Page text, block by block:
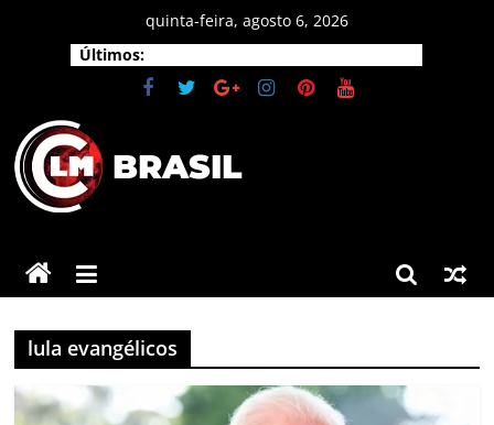
quinta-feira, agosto 6, 2026
Últimos:
CLM
Brasil
As
principais
notícias
do
Brasil
lula evangélicos